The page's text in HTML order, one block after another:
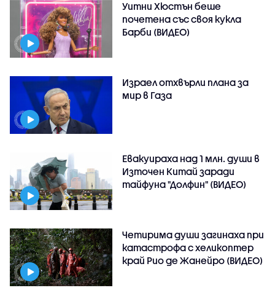
Уитни Хюстън беше
почетена със своя кукла
Барби (ВИДЕО)
Израел отхвърли плана за
мир в Газа
Евакуираха над 1 млн. души в
Източен Китай заради
тайфуна "Долфин" (ВИДЕО)
Четирима души загинаха при
катастрофа с хеликоптер
край Рио де Жанейро (ВИДЕО)